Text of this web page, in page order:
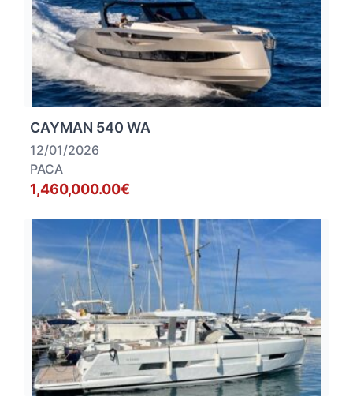
CAYMAN 540 WA
12/01/2026
PACA
1,460,000.00€